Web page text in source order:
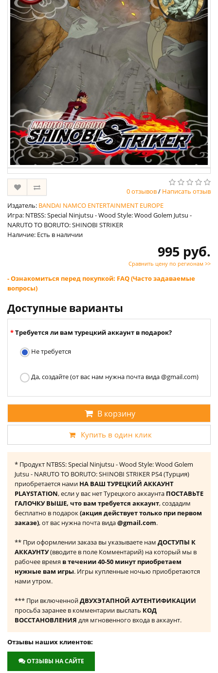
0 отзывов/ Написать отзыв
Издатель: BANDAI NAMCO ENTERTAINMENT EUROPE
Игра: NTBSS: Special Ninjutsu - Wood Style: Wood Golem Jutsu -
NARUTO TO BORUTO: SHINOBI STRIKER
Наличие: Есть в наличии
995 руб.
Сравнить цену по регионам >>
- Ознакомиться перед покупкой: FAQ (Часто задаваемые
вопросы)
Доступные варианты
Требуется ли вам турецкий аккаунт в подарок?
Не требуется
Да, создайте (от вас нам нужна почта вида @gmail.com)
В корзину
Купить в один клик
* Продукт NTBSS: Special Ninjutsu - Wood Style: Wood Golem
Jutsu - NARUTO TO BORUTO: SHINOBI STRIKER PS4 (Турция)
приобретается нами НА ВАШ ТУРЕЦКИЙ АККАУНТ
PLAYSTATION, если у вас нет Турецкого аккаунта ПОСТАВЬТЕ
ГАЛОЧКУ ВЫШЕ, что вам требуется аккаунт, создадим
бесплатно в подарок(акция действует только при первом
заказе), от вас нужна почта вида@gmail.com.
** При оформлении заказа вы указываете нам ДОСТУПЫ К
АККАУНТУ(вводите в поле Комментарий) на который мы в
рабочее время в течении 40-50 минут приобретаем
нужные вам игры. Игры купленные ночью приобретаются
нами утром.
*** При включеннойДВУХЭТАПНОЙ АУТЕНТИФИКАЦИИ
просьба заранее в комментарии выслать КОД
ВОССТАНОВЛЕНИЯ для мгновенного входа в аккаунт.
Отзывы наших клиентов:
ОТЗЫВЫ НА САЙТЕ